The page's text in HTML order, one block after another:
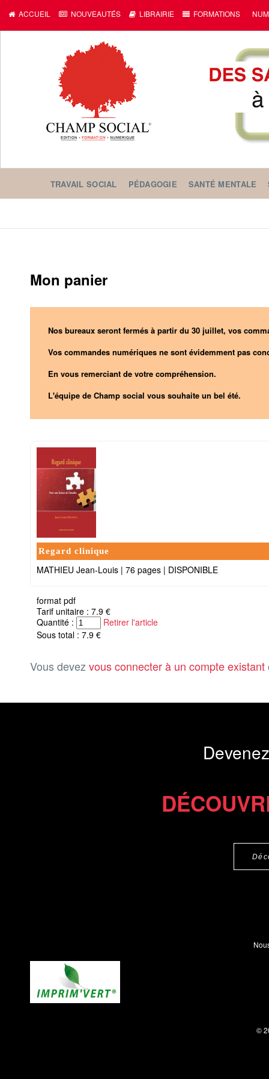
ACCUEIL NOUVEAUTÉS LIBRAIRIE FORMATIONS
TRAVAIL SOCIAL PÉDAGOGIE SANTÉ MENTALE
Mon panier
Nos bureaux seront fermés à partir du 30 juillet, vos
Vos commandes numériques ne sont évidemment pas
En vous remerciant de votre compréhension.
L'équipe de Champ social vous souhaite un bel été.
Regard clinique
MATHIEU Jean-Louis | 76 pages | DISPONIBLE
format pdf
Tarif unitaire : 7.9 €
Quantité :
Retirer l'article
Sous total : 7.9 €
Vous devez vous connecter à un compte existant
©